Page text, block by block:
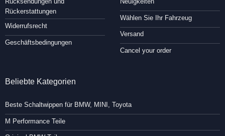
Rückerstattungen
Widerrufsrecht
Geschäftsbedingungen
Wählen Sie Ihr Fahrzeug
Versand
Cancel your order
Beliebte Kategorien
Beste Schaltwippen für BMW, MINI, Toyota
M Performance Teile